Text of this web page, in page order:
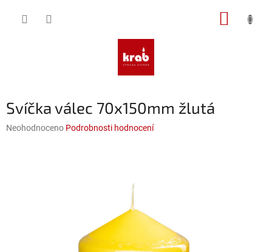
Svíčka válec 70x150mm žlutá
Průměrné
Neohodnoceno Podrobnosti hodnocení